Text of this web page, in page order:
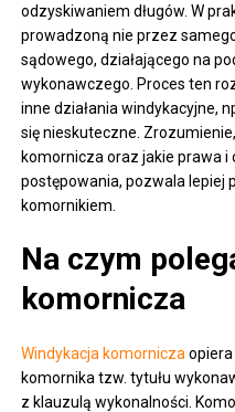
odzyskiwaniem długów. W
prowadzoną nie przez
sądowego, działającego na
wykonawczego. Proces ten
inne działania windykacyjne,
się nieskuteczne.
komornicza oraz jakie prawa
postępowania, pozwala lepiej
komornikiem.
Na czym
komornicza
Windykacja komornicza
komornika tzw. tytułu
z klauzulą wykonalności.